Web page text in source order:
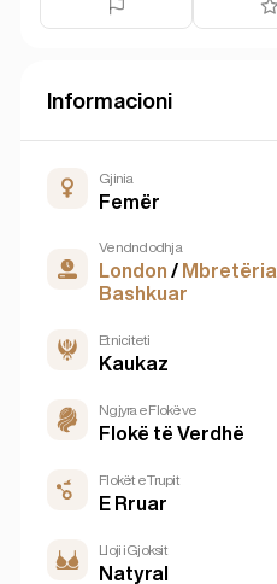
Informacioni
Gjinia
Femër
Vendndodhja
London /
Bashkuar
Etniciteti
Kaukaz
Ngjyra e Flokëve
Flokë të Verdhë
Flokët e Trupit
E Rruar
Lloji i Gjoksit
Natyral